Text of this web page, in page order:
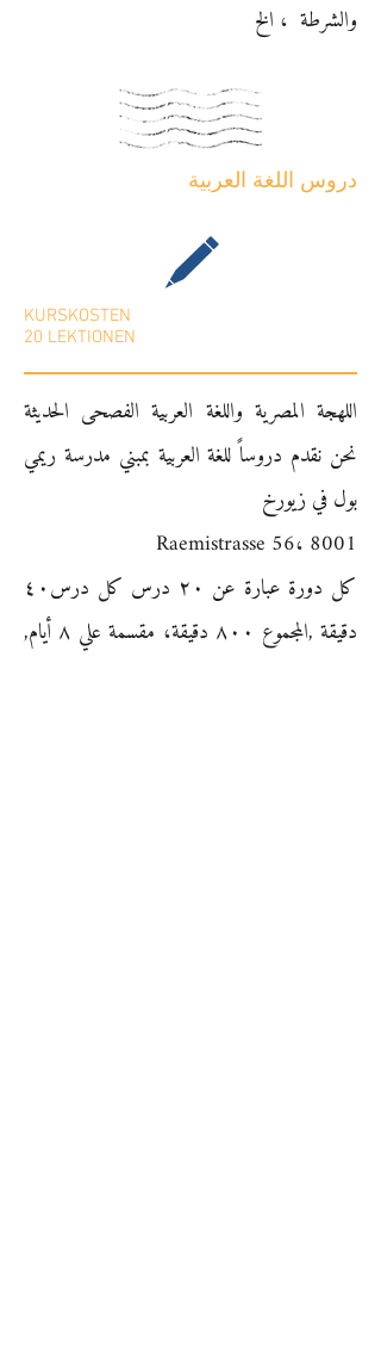
والشرطة ، الخ
دروس اللغة العربية
KURSKOSTEN
20 LEKTIONEN
اللهجة المصرية واللغة العربية الفصحى الحديثة
نحن نقدم دروساً للغة العربية بمبني مدرسة ريمي
بول في زيورخ
Raemistrasse 56، 8001
كل دورة عبارة عن ٢٠ درس كل درس٤٠
دقيقة ,المجموع ٨٠٠ دقيقة، مقسمة علي ٨ أيام,